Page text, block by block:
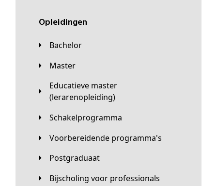
Opleidingen
Bachelor
Master
Educatieve master
(lerarenopleiding)
Schakelprogramma
Voorbereidende programma's
Postgraduaat
Bijscholing voor professionals